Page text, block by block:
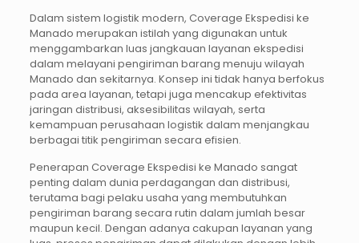
Dalam sistem logistik modern, Coverage Ekspedisi ke
Manado merupakan istilah yang digunakan untuk
menggambarkan luas jangkauan layanan ekspedisi
dalam melayani pengiriman barang menuju wilayah
Manado dan sekitarnya. Konsep ini tidak hanya berfokus
pada area layanan, tetapi juga mencakup efektivitas
jaringan distribusi, aksesibilitas wilayah, serta
kemampuan perusahaan logistik dalam menjangkau
berbagai titik pengiriman secara efisien.
Penerapan Coverage Ekspedisi ke Manado sangat
penting dalam dunia perdagangan dan distribusi,
terutama bagi pelaku usaha yang membutuhkan
pengiriman barang secara rutin dalam jumlah besar
maupun kecil. Dengan adanya cakupan layanan yang